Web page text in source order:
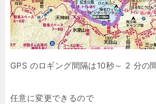
GPS のロギング間隔は10秒～ 2 分の
任意に変更できるので